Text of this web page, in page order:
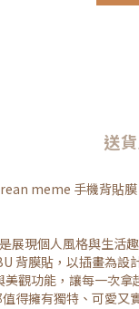
送
meme 手機背貼膜
展現個人風格與生活
背膜貼，以插畫為設
觀功能，讓每一次拿
得擁有獨特、可愛又